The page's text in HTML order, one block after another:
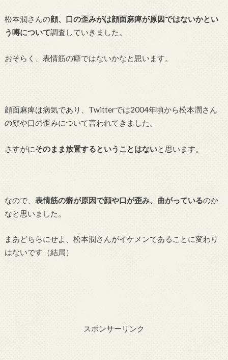
松本潤さんの顔、口の歪みがは顔面麻痺が原因ではないかとい
う噂について調査していきました。
おそらく、表情筋の癖ではないかなと思います。
顔面麻痺は病気であり、Twitterでは2004年頃から松本潤さん
の顔や口の歪みについて言われてきました。
さすがにそのまま放置するということはないと思います。
なので、 表情筋の癖が原因で顔や口が歪み、曲がっているのか
なと思いました。
まあどちらにせよ、松本潤さんがイケメンであることに変わり
はないです（結局）
スポンサーリンク